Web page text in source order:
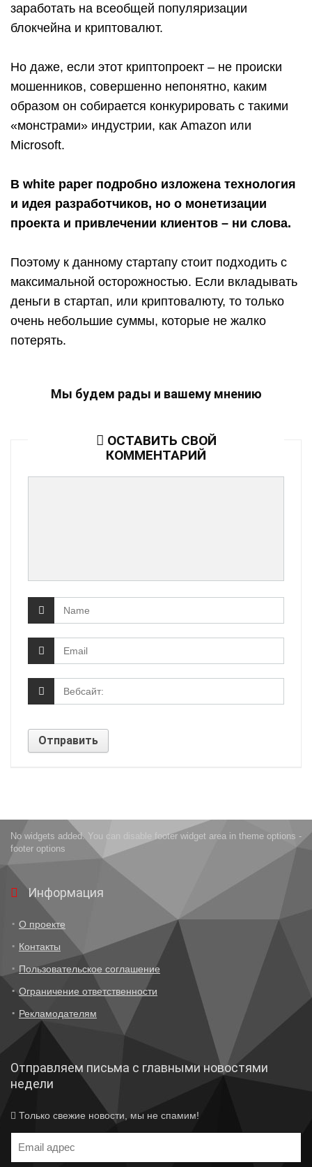
заработать на всеобщей популяризации
блокчейна и криптовалют.
Но даже, если этот криптопроект – не происки
мошенников, совершенно непонятно, каким
образом он собирается конкурировать с такими
«монстрами» индустрии, как Amazon или
Microsoft.
В white paper подробно изложена технология
и идея разработчиков, но о монетизации
проекта и привлечении клиентов – ни слова.
Поэтому к данному стартапу стоит подходить с
максимальной осторожностью. Если вкладывать
деньги в стартап, или криптовалюту, то только
очень небольшие суммы, которые не жалко
потерять.
Мы будем рады и вашему мнению
ОСТАВИТЬ СВОЙ
КОММЕНТАРИЙ
No widgets added. You can disable footer widget area in theme options -
footer options
Информация
О проекте
Контакты
Пользовательское соглашение
Ограничение ответственности
Рекламодателям
Отправляем письма с главными новостями
недели
Только свежие новости, мы не спамим!